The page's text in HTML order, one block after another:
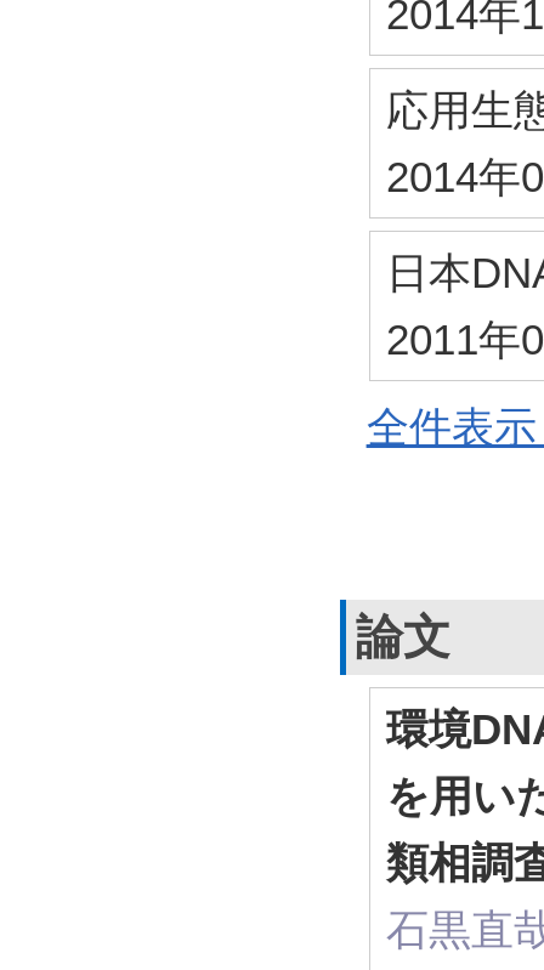
2014年
応用生
2014年
日本
2011年
全件表
論文
環境
を用い
類相調
石黒直